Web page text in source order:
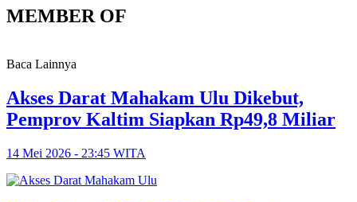
MEMBER OF
Baca Lainnya
Akses Darat Mahakam Ulu Dikebut,
Pemprov Kaltim Siapkan Rp49,8 Miliar
14 Mei 2026 - 23:45 WITA